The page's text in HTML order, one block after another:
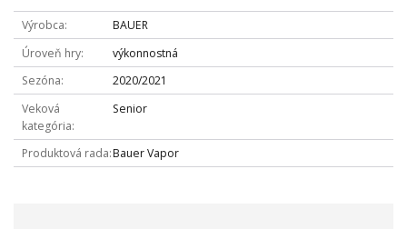
Výrobca
BAUER
Úroveň hry
výkonnostná
Sezóna
2020/2021
Veková
kategória
Senior
Produktová rada Bauer Vapor